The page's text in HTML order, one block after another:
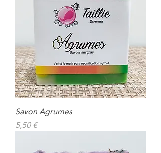
Savon Agrumes
Prix
5,50 €